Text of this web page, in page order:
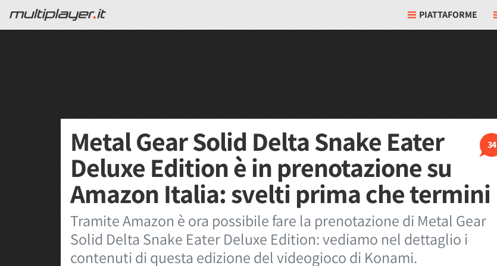
PIATTAFORME
34
Metal Gear Solid Delta Snake Eater
Deluxe Edition è in prenotazione su
Amazon Italia: svelti prima che termini
Tramite Amazon è ora possibile fare la prenotazione di Metal Gear
Solid Delta Snake Eater Deluxe Edition: vediamo nel dettaglio i
contenuti di questa edizione del videogioco di Konami.